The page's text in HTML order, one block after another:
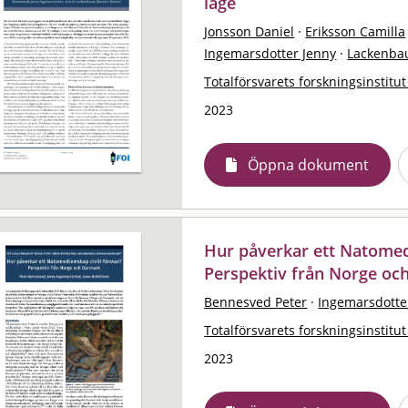
Jonsson Daniel · Eriksson Camilla
Ingemarsdotter Jenny ·
Totalförsvarets forskningsinstitut
2023
Öppna dokument
Hur påverkar ett
Perspektiv från Norge
Bennesved Peter ·
Totalförsvarets forskningsinstitut
2023